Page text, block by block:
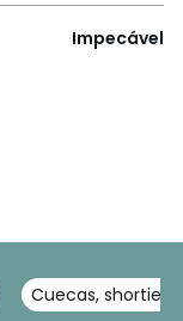
Impecável
Cuecas, shorties